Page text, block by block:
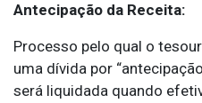
Antecipação da Receita:
Processo pelo qual o
uma dívida por
será liquidada quando